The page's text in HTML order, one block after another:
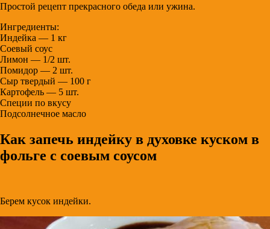
Простой рецепт прекрасного обеда или ужина.
Ингредиенты:
Индейка — 1 кг
Соевый соус
Лимон — 1/2 шт.
Помидор — 2 шт.
Сыр твердый — 100 г
Картофель — 5 шт.
Специи по вкусу
Подсолнечное масло
Как запечь индейку в духовке куском в
фольге с соевым соусом
Берем кусок индейки.